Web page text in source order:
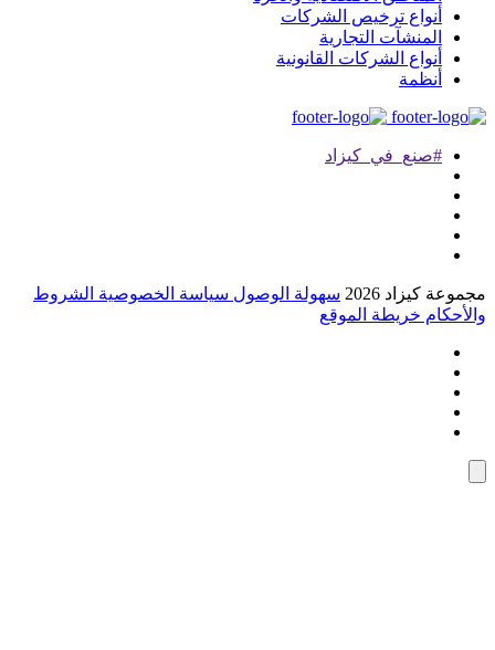
ترخيص الشركات
التجارية
الشركات القانونية
2026 سهولة الوصول سياسة الخصوصيةالشروط
خريطة الموقع